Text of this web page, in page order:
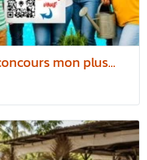
mon plus...